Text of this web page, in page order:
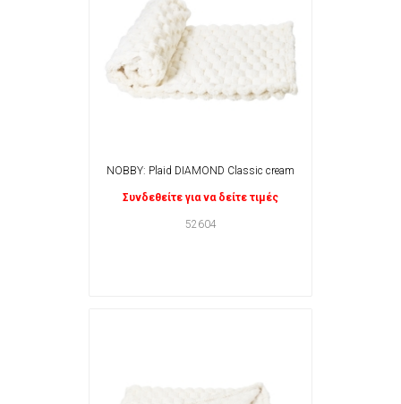
NOBBY: Plaid DIAMOND Classic cream
Συνδεθείτε για να δείτε τιμές
52604